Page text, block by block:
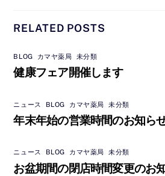
RELATED POSTS
BLOG カマヤ薬局 未分類
健康フェア開催します
ニュース BLOG カマヤ薬局 ,未分類
年末年始の営業時間のお知ら
ニュース BLOG カマヤ薬局 ,未分類
お盆期間の閉店時間変更のお